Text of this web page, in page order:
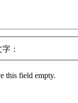
：
this field empty.